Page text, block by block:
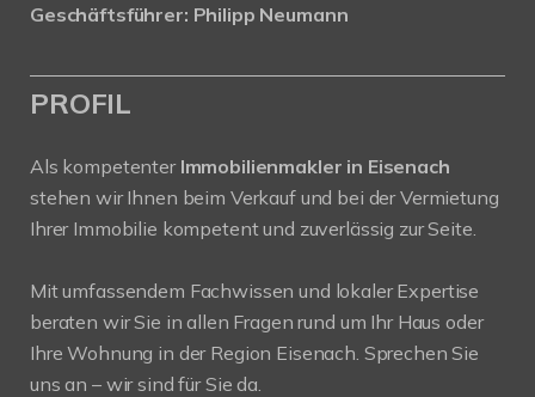
Geschäftsführer: Philipp Neumann
PROFIL
Als kompetenter Immobilienmakler in Eisenach
stehen wir Ihnen beim Verkauf und bei der Vermietung
Ihrer Immobilie kompetent und zuverlässig zur Seite.
Mit umfassendem Fachwissen und lokaler Expertise
beraten wir Sie in allen Fragen rund um Ihr Haus oder
Ihre Wohnung in der Region Eisenach. Sprechen Sie
uns an – wir sind für Sie da.